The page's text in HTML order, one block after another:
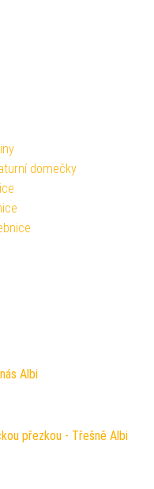
domečky
Albi
249 Kč.
přezkou - Třešně Albi
199 Kč.